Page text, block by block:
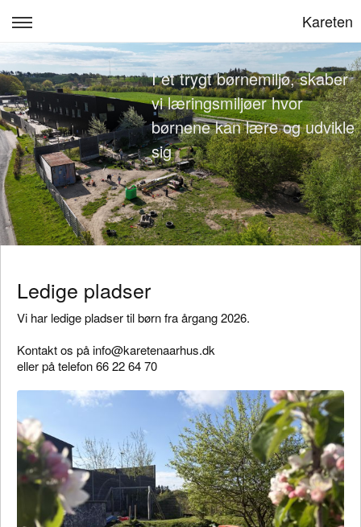
Kareten
Kareten
Velkommen
Pædagogisk praksis
Personale
Kost og måltider
Kontakt
I et trygt børnemiljø, skaber
vi læringsmiljøer hvor
børnene kan lære og udvikle
sig
Ledige pladser
Vi har ledige pladser til børn fra årgang 2026.
Kontakt os påinfo@karetenaarhus.dk
eller på telefon 66 22 64 70